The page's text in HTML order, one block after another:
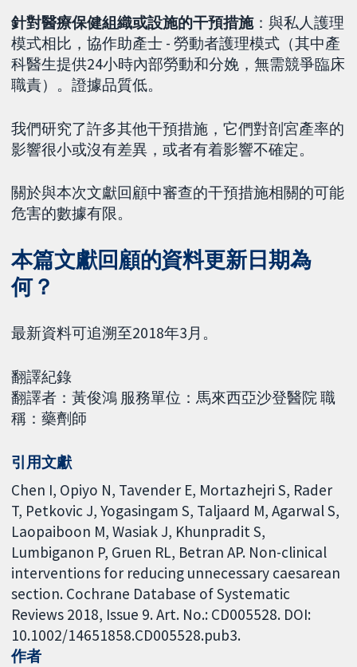
針對醫療保健組織或設施的干預措施：與私人護理
模式相比，協作助產士 - 勞動者護理模式（其中產
科醫生提供24小時內部勞動和分娩，無需競爭臨床
職責）。證據品質低。
我們研究了許多其他干預措施，它們對剖宮產率的
影響很小或沒有差異，或者有着影響不確定。
關於與本次文獻回顧中審查的干預措施相關的可能
危害的數據有限。
本篇文獻回顧的資料更新日期為
何？
最新資料可追溯至2018年3月。
翻譯紀錄
翻譯者：黃俊鴻 服務單位：馬來西亞沙登醫院 職
稱：藥劑師
引用文獻
Chen I, Opiyo N, Tavender E, Mortazhejri S, Rader
T, Petkovic J, Yogasingam S, Taljaard M, Agarwal S,
Laopaiboon M, Wasiak J, Khunpradit S,
Lumbiganon P, Gruen RL, Betran AP. Non-clinical
interventions for reducing unnecessary caesarean
section. Cochrane Database of Systematic
Reviews 2018, Issue 9. Art. No.: CD005528. DOI:
10.1002/14651858.CD005528.pub3.
作者